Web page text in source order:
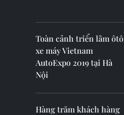
Toàn cảnh triển lãm ôtô
xe máy Vietnam
AutoExpo 2019 tại Hà
Nội
Hàng trăm khách hàng